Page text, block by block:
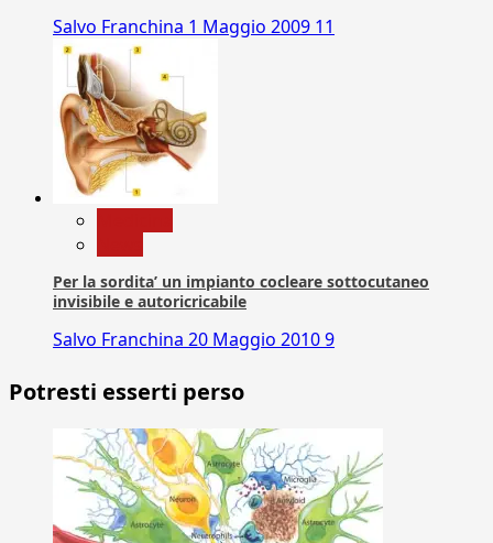
Salvo Franchina 1 Maggio 2009 11
Per la sordita’ un impianto cocleare sottocutaneo
invisibile e autoricricabile
Salvo Franchina 20 Maggio 20109
Potresti esserti perso